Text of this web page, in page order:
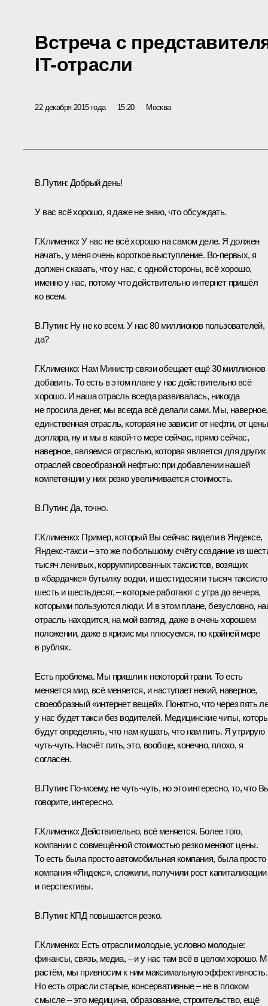
Встреча с
IT-отрасли
22 декабря 2015 года 15:20 Москва
В.Путин: Добрый день!
У вас всё хорошо, я даже не знаю, что обсуждать.
Г.Клименко:У нас не всё хорошо на самом деле. Я должен
начать, у меня очень короткое выступление. Во‑первых, я
должен сказать, что у нас, с одной стороны, всё хорошо,
именно у нас, потому что действительно интернет пришёл
ко всем.
В.Путин: Ну не ко всем. У нас 80 миллионов пользователей,
да?
Г.Клименко: Нам Министр связи обещает ещё 30 миллионов
добавить. То есть в этом плане у нас действительно всё
хорошо. И наша отрасль всегда развивалась, никогда
не просила денег, мы всегда всё делали сами. Мы, наверное,
единственная отрасль, которая не зависит от нефти, от цены
доллара, ну и мы в какой‑то мере сейчас, прямо сейчас,
наверное, являемся отраслью, которая является для других
отраслей своеобразной нефтью: при добавлении нашей
компетенции у них резко увеличивается стоимость.
В.Путин: Да, точно.
Г.Клименко: Пример, который Вы сейчас видели в Яндексе,
Яндекс-такси – это же по большому счёту создание из
тысяч ленивых, коррумпированных таксистов, возящих
в «бардачке» бутылку водки, и шестидесяти тысяч
шесть и шестьдесят, – которые работают с утра до вечера,
которыми пользуются люди. И в этом плане, безусловно,
отрасль находится, на мой взгляд, даже в очень хорошем
положении, даже в кризис мы плюсуемся, по крайней мере
в рублях.
Есть проблема. Мы пришли к некоторой грани. То есть
меняется мир, всё меняется, и наступает некий, наверное,
своеобразный «интернет вещей». Понятно, что через пять
у нас будет такси без водителей. Медицинские чипы,
будут определять, что нам кушать, что нам пить. Я утрирую
чуть-чуть. Насчёт пить, это, вообще, конечно, плохо, я
согласен.
В.Путин: По‑моему, не чуть-чуть, но это интересно, то, что
говорите, интересно.
Г.Клименко:Действительно, всё меняется. Более того,
компании с совмещённой стоимостью резко меняют цены.
То есть была просто автомобильная компания, была просто
компания «Яндекс», сложили, получили рост капитализации
и перспективы.
В.Путин: КПД повышается резко.
Г.Клименко: Есть отрасли молодые, условно молодые:
финансы, связь, медиа, – и у нас там всё в целом хорошо.
растём, мы привносим к ним максимальную эффективность.
Но есть отрасли старые, консервативные – не в плохом
смысле – это медицина, образование, строительство, ещё